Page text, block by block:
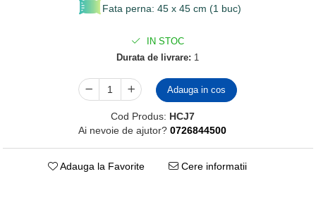
Fata perna: 45 x 45 cm (1 buc)
IN STOC
Durata de livrare: 1
Adauga in cos
Cod Produs: HCJ7
Ai nevoie de ajutor? 0726844500
Adauga la Favorite Cere informatii